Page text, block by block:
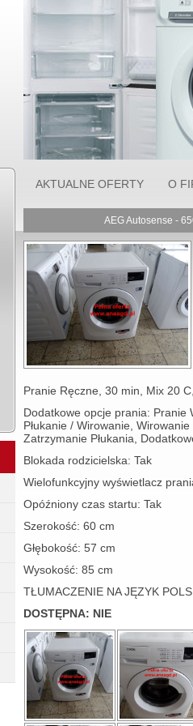
AKTUALNE OFERTY O
AEG Autosense -
Pranie Ręczne, 30 min, Mix 20
Dodatkowe opcje prania: Pranie
Płukanie / Wirowanie,
Zatrzymanie Płukania,
Blokada rodzicielska: Tak
Wielofunkcyjny wyświetlacz
Opóźniony czas startu: Tak
Szerokość: 60 cm
Głębokość: 57 cm
Wysokość: 85 cm
TŁUMACZENIE NA JĘZYK
DOSTĘPNA: NIE